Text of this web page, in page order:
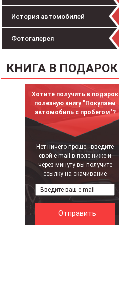
История автомобилей
Фотогалерея
КНИГА В ПОДАРОК
Хотите получить в подарок
полезную книгу "Покупаем
автомобиль с пробегом"?
Нет ничего проще - введите
свой e-mail в поле ниже и
через минуту вы получите
ссылку на скачивание